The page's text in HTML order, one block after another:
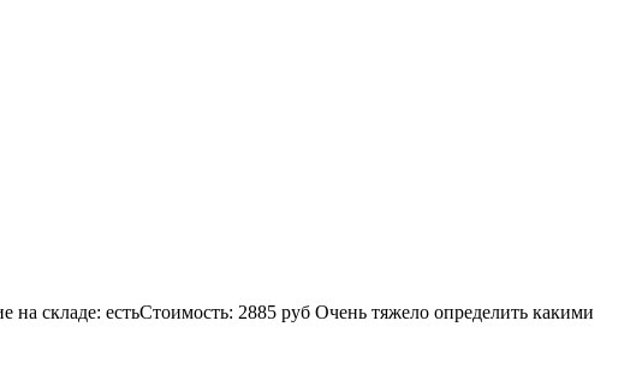
складе: естьСтоимость: 2885 руб Очень тяжело определить какими